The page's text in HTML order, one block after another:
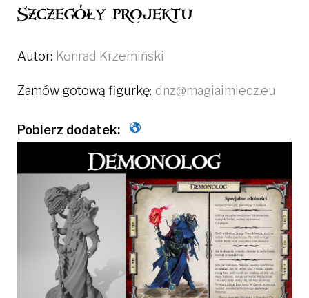
Szczegóły projektu
Autor: Konrad Krzemiński
Zamów gotową figurkę: dnz@magiaimiecz.eu